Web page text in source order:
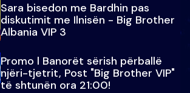
Sara bisedon me Bardhin pas
diskutimit me Ilnisën - Big Brother
Albania VIP 3
Promo l Banorët sërish përballë
njëri-tjetrit, Post "Big Brother VIP"
të shtunën ora 21:00!